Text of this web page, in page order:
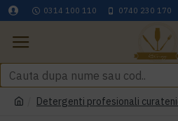
0314 100 110 0740 230 170
Detergenti profesionali